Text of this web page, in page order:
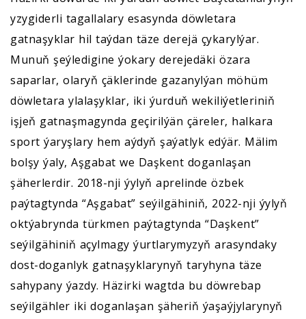
yzygiderli tagallalary esasynda döwletara
gatnaşyklar hil taýdan täze derejä çykarylýar.
Munuň şeýledigine ýokary derejedäki özara
saparlar, olaryň çäklerinde gazanylýan möhüm
döwletara ylalaşyklar, iki ýurduň wekiliýetleriniň
işjeň gatnaşmagynda geçirilýän çäreler, halkara
sport ýaryşlary hem aýdyň şaýatlyk edýär. Mälim
bolşy ýaly, Aşgabat we Daşkent doganlaşan
şäherlerdir. 2018-nji ýylyň aprelinde özbek
paýtagtynda “Aşgabat” seýilgähiniň, 2022-nji ýylyň
oktýabrynda türkmen paýtagtynda “Daşkent”
seýilgähiniň açylmagy ýurtlarymyzyň arasyndaky
dost-doganlyk gatnaşyklarynyň taryhyna täze
sahypany ýazdy. Häzirki wagtda bu döwrebap
seýilgähler iki doganlaşan şäheriň ýaşaýjylarynyň